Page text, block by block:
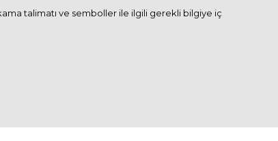
talimatı ve semboller ile ilgili gerekli bilgiye iç